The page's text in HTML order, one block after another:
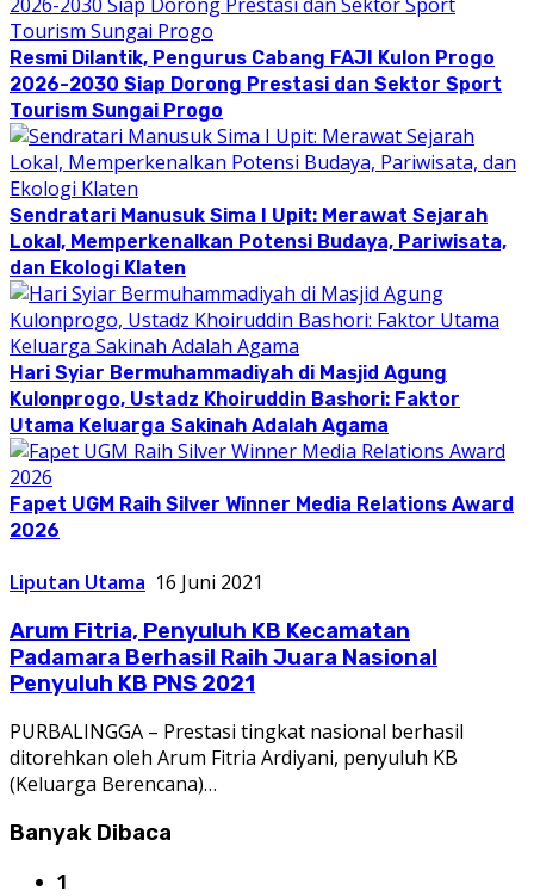
Resmi Dilantik, Pengurus Cabang FAJI Kulon Progo
2026-2030 Siap Dorong Prestasi dan Sektor Sport
Tourism Sungai Progo
Sendratari Manusuk Sima I Upit: Merawat Sejarah
Lokal, Memperkenalkan Potensi Budaya, Pariwisata,
dan Ekologi Klaten
Hari Syiar Bermuhammadiyah di Masjid Agung
Kulonprogo, Ustadz Khoiruddin Bashori: Faktor
Utama Keluarga Sakinah Adalah Agama
Fapet UGM Raih Silver Winner Media Relations Award
2026
Liputan Utama 16 Juni 2021
Arum Fitria, Penyuluh KB Kecamatan
Padamara Berhasil Raih Juara Nasional
Penyuluh KB PNS 2021
PURBALINGGA – Prestasi tingkat nasional berhasil
ditorehkan oleh Arum Fitria Ardiyani, penyuluh KB
(Keluarga Berencana)…
Banyak Dibaca
1